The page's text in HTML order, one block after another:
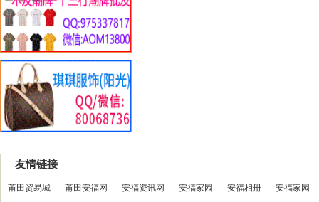
友情链接
莆田贸易城 莆田安福网 安福资讯网 安福家园 安福相册 安福家园